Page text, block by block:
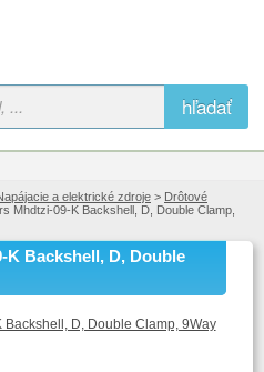
hľadať
a elektrické zdroje > Drôtové
Mhdtzi-09-K Backshell, D, Double Clamp,
K Backshell, D, Double